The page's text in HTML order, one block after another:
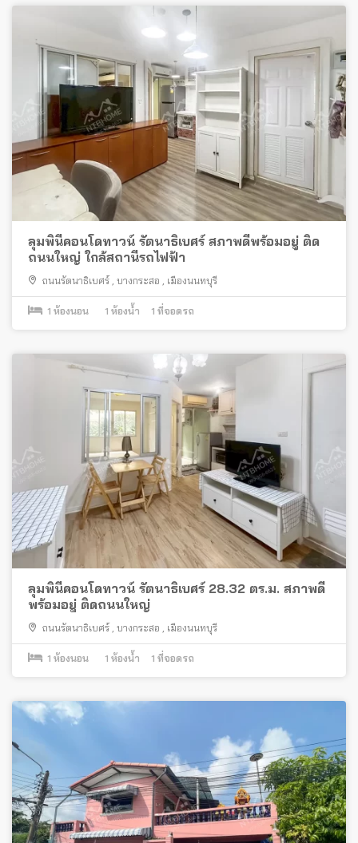
ลุมพินีคอนโดทาวน์ รัตนาธิเบศร์ สภาพดีพร้อมอยู่ ติด
ถนนใหญ่ ใกล้สถานีรถไฟฟ้า
ถนนรัตนาธิเบศร์ บางกระสอ เมืองนนทบุรี
1 ห้องนอน 1 ห้องน้ำ 1 ที่จอดรถ
ลุมพินีคอนโดทาวน์ รัตนาธิเบศร์ 28.32 ตร.ม. สภาพดี
พร้อมอยู่ ติดถนนใหญ่
ถนนรัตนาธิเบศร์ , บางกระสอ , เมืองนนทบุรี
1 ห้องนอน 1 ห้องน้ำ 1 ที่จอดรถ